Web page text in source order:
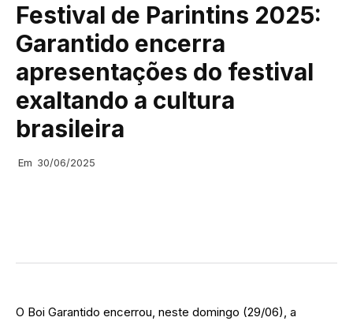
Festival de Parintins 2025:
Garantido encerra
apresentações do festival
exaltando a cultura
brasileira
Em 30/06/2025
O Boi Garantido encerrou, neste domingo (29/06), a